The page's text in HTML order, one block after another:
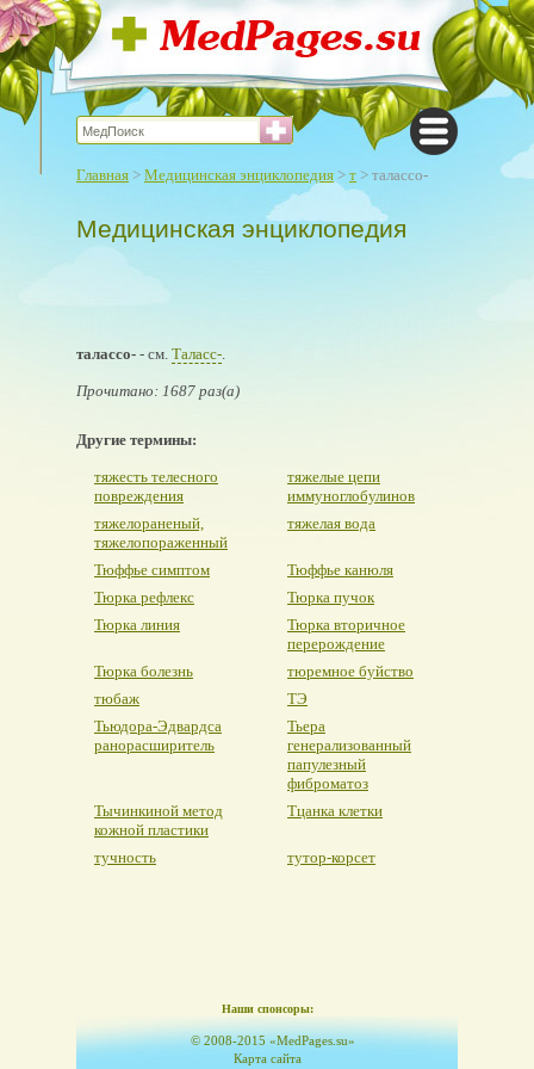
Главная > Медицинская энциклопедия > т > талассо-
Медицинская энциклопедия
талассо- - см. Таласс-.
Прочитано: 1687 раз(а)
Другие термины:
тяжесть телесного
повреждения
тяжелые цепи
иммуноглобулинов
тяжелораненый,
тяжелопораженный
тяжелая вода
Тюффье симптом
Тюффье канюля
Тюрка рефлекс
Тюрка пучок
Тюрка линия
Тюрка вторичное
перерождение
Тюрка болезнь
тюремное буйство
тюбаж
ТЭ
Тьюдора-Эдвардса
ранорасширитель
Тьера
генерализованный
папулезный
фиброматоз
Тычинкиной метод
кожной пластики
Тцанка клетки
тучность тутор-корсет
Наши спонсоры:
© 2008-2015 «MedPages.su»
Карта сайта